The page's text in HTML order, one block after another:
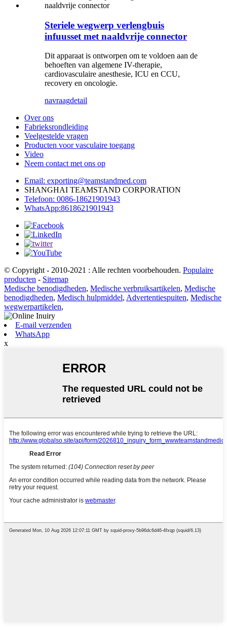
Steriele wegwerp verlengbuis
infuusset met naaldvrije connector
Dit apparaat is ontworpen om te voldoen aan de
behoeften van algemene IV-therapie,
cardiovasculaire anesthesie, ICU en CCU,
recovery en oncologie.
navraagdetail
Over ons
Fabrieksrondleiding
Veelgestelde vragen
Producten voor vasculaire toegang
Video
Neem contact met ons op
Email: exporting@teamstandmed.com
SHANGHAI TEAMSTAND CORPORATION
Telefoon: 0086-18621901943
WhatsApp:8618621901943
© Copyright - 2010-2021 : Alle rechten voorbehouden. Populaire
producten - Sitemap
Medische benodigdheden, Medische verbruiksartikelen, Medische
benodigdheden, Medisch hulpmiddel, Advertentiespuiten, Medische
wegwerpartikelen,
E-mail verzenden
WhatsApp
x